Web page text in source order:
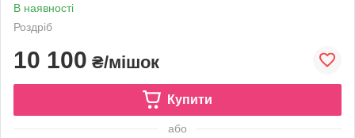
В наявності
Роздріб
10 100 ₴/мішок
Купити
або